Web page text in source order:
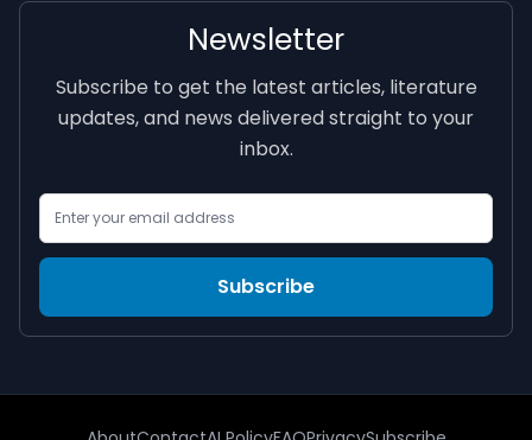
Newsletter
Subscribe to get the latest articles, literature
updates, and news delivered straight to your
inbox.
Email Address
Subscribe